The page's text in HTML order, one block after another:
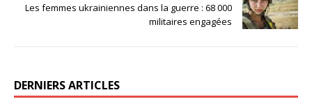
Les femmes ukrainiennes dans la guerre : 68 000
militaires engagées
DERNIERS ARTICLES